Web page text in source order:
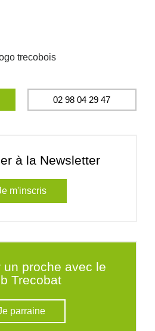
02 98 04 29 47
à la Newsletter
m'inscris
un proche avec le
Trecobat
parraine